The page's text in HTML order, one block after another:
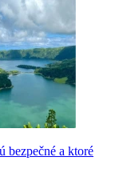
bezpečné a ktoré